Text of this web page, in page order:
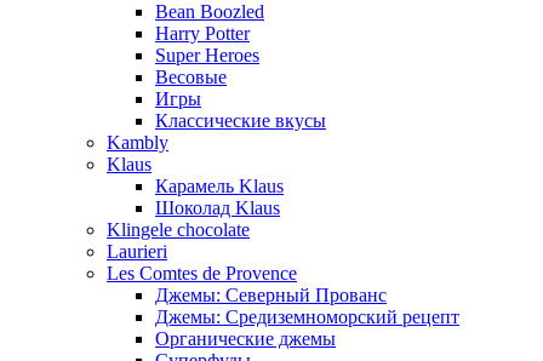
Bean Boozled
Harry Potter
Super Heroes
Весовые
Игры
Классические вкусы
Kambly
Klaus
Карамель Klaus
Шоколад Klaus
Klingele chocolate
Laurieri
Les Comtes de Provence
Джемы: Северный Прованс
Джемы: Средиземноморский рецепт
Органические джемы